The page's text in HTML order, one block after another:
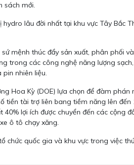
sách mới.
lâu đời nhất tại khu vực Tây Bắc
mệnh thúc đẩy sản xuất, phân phối
trong các công nghệ năng lượng
nhiên liệu.
Hoa Kỳ (DOE) lựa chọn để đàm
tài trợ liên bang tiềm năng lên đến
lợi ích được chuyển đến các cộng
ô tô chạy xăng.
quốc gia và khu vực trong việc